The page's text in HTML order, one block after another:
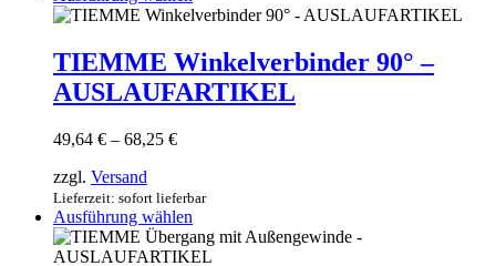
Produkt
mehrere
Varianten
auf.
der
gewählt
werden
TIEMME Winkelverbinder 90° –
AUSLAUFARTIKEL
49,64 € – 68,25 €Preisspanne:
68,25 €
zzgl. Versand
Lieferzeit: sofort lieferbar
Ausführung wählen
Produkt
weist